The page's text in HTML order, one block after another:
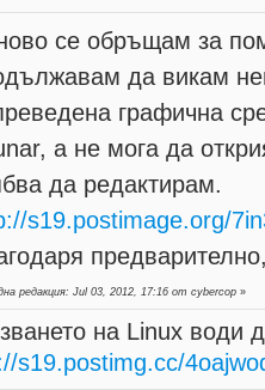
се обръщам за
да викам
графична
а не мога да
да редактирам.
s19.postimage.org/
редакция: Jul 03, 2012, 17:16 от cybercop »
на Linux води
s19.postimg.cc/